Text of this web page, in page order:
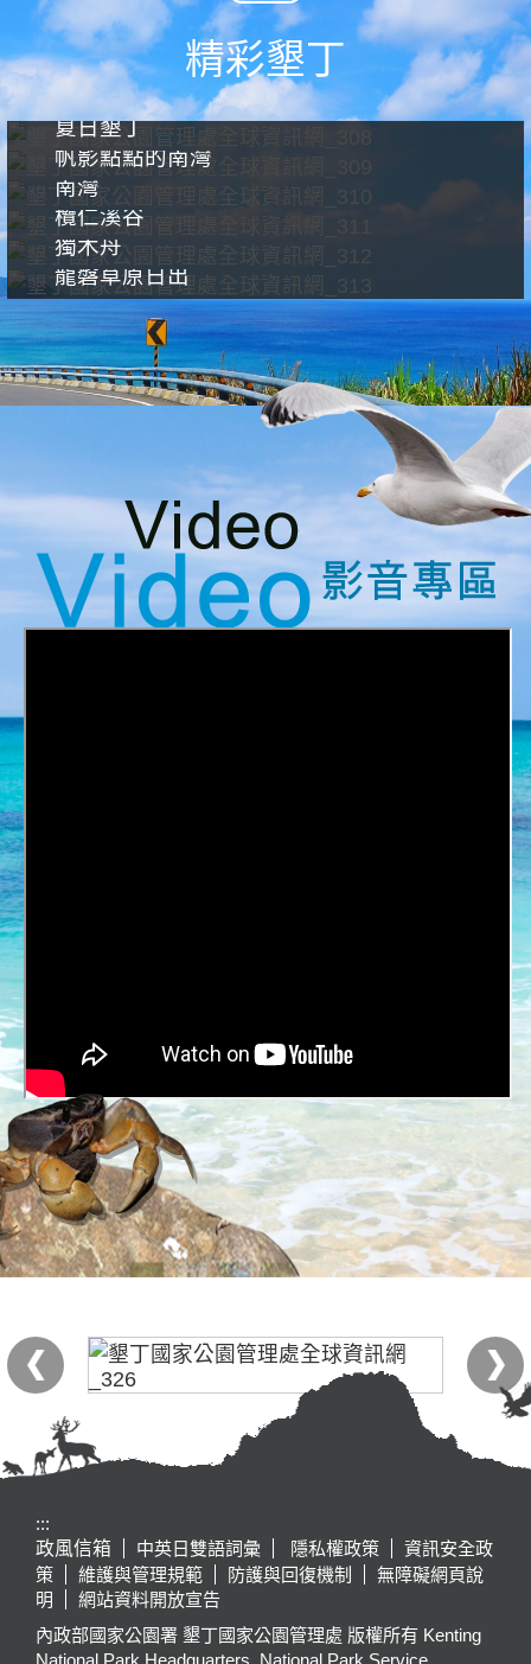
精彩墾丁
夏日墾丁
帆影點點的南灣
南灣
欖仁溪谷
獨木舟
龍磐草原日出
:::
政風信箱
中英日雙語詞彙 隱私權政策
資訊安全政
策
維護與管理規範 防護與回復機制
無障礙網頁說
明
網站資料開放宣告
內政部國家公園署 墾丁國家公園管理處 版權所有 Kenting
National Park Headquarters, National Park Service,